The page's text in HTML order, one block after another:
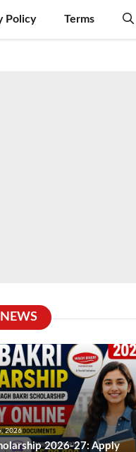
Policy Terms
2026
2026-27: Apply